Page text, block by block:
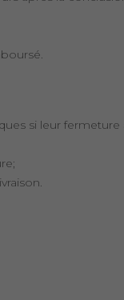
si leur fermeture